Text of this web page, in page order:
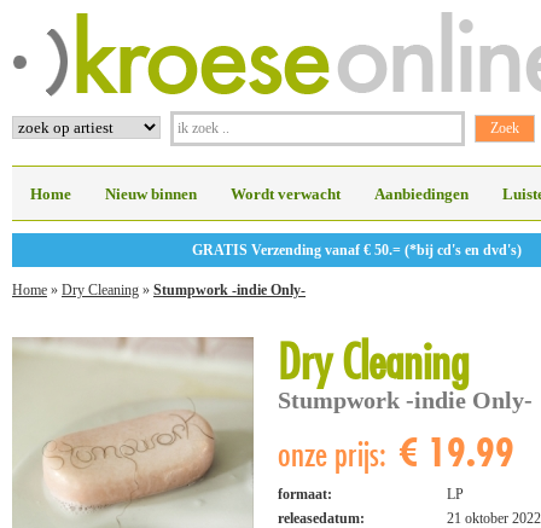
Home Nieuw binnen Wordt verwacht Aanbiedingen
GRATIS Verzending vanaf € 50.= (*bij cd's en dvd's)
Home » Dry Cleaning » Stumpwork -indie Only-
Dry Cleaning
Stumpwork -indie Only-
onze prijs: € 19.99
formaat:
LP
releasedatum:
21 oktober 2022